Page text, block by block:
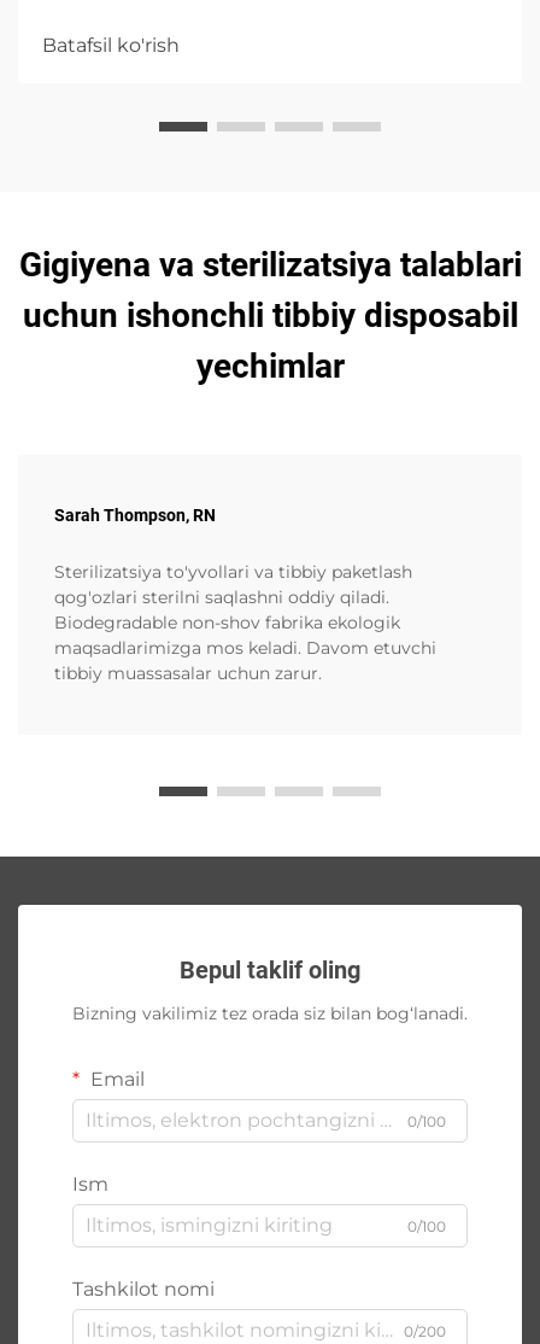
Batafsil ko'rish
Gigiyena va sterilizatsiya talablari
uchun ishonchli tibbiy disposabil
yechimlar
Sarah Thompson, RN
Sterilizatsiya to'yvollari va tibbiy paketlash
qog'ozlari sterilni saqlashni oddiy qiladi.
Biodegradable non-shov fabrika ekologik
maqsadlarimizga mos keladi. Davom etuvchi
tibbiy muassasalar uchun zarur.
Bepul taklif oling
Bizning vakilimiz tez orada siz bilan bog‘lanadi.
Email
0/100
Ism
0/100
Tashkilot nomi
0/200